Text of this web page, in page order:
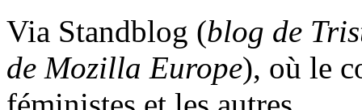
Via Standblog (blog de
de Mozilla Europe), où le